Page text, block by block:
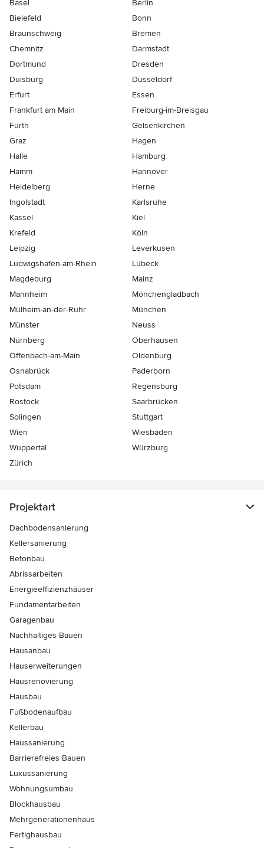
Basel
Berlin
Bielefeld
Bonn
Braunschweig
Bremen
Chemnitz
Darmstadt
Dortmund
Dresden
Duisburg
Düsseldorf
Erfurt
Essen
Frankfurt am Main
Freiburg-im-Breisgau
Fürth
Gelsenkirchen
Graz
Hagen
Halle
Hamburg
Hamm
Hannover
Heidelberg
Herne
Ingolstadt
Karlsruhe
Kassel
Kiel
Krefeld
Köln
Leipzig
Leverkusen
Ludwigshafen-am-Rhein
Lübeck
Magdeburg
Mainz
Mannheim
Mönchen­gladbach
Mülheim-an-der-Ruhr
München
Münster
Neuss
Nürnberg
Oberhausen
Offenbach-am-Main
Oldenburg
Osnabrück
Paderborn
Potsdam
Regensburg
Rostock
Saarbrücken
Solingen
Stuttgart
Wien
Wiesbaden
Wuppertal
Würzburg
Zürich
Projektart
Dachbodensanierung
Kellersanierung
Betonbau
Abrissarbeiten
Energieeffizienzhäuser
Fundamentarbeiten
Garagenbau
Nachhaltiges Bauen
Hausanbau
Hauserweiterungen
Hausrenovierung
Hausbau
Fußbodenaufbau
Kellerbau
Haussanierung
Barrierefreies Bauen
Luxussanierung
Wohnungsumbau
Blockhausbau
Mehrgenerationenhaus
Fertighausbau